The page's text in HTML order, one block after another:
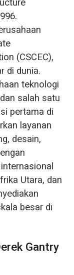
(CSCEC),
di dunia.
teknologi
salah satu
pertama di
layanan
desain,
Utara, dan
besar di
Gantry